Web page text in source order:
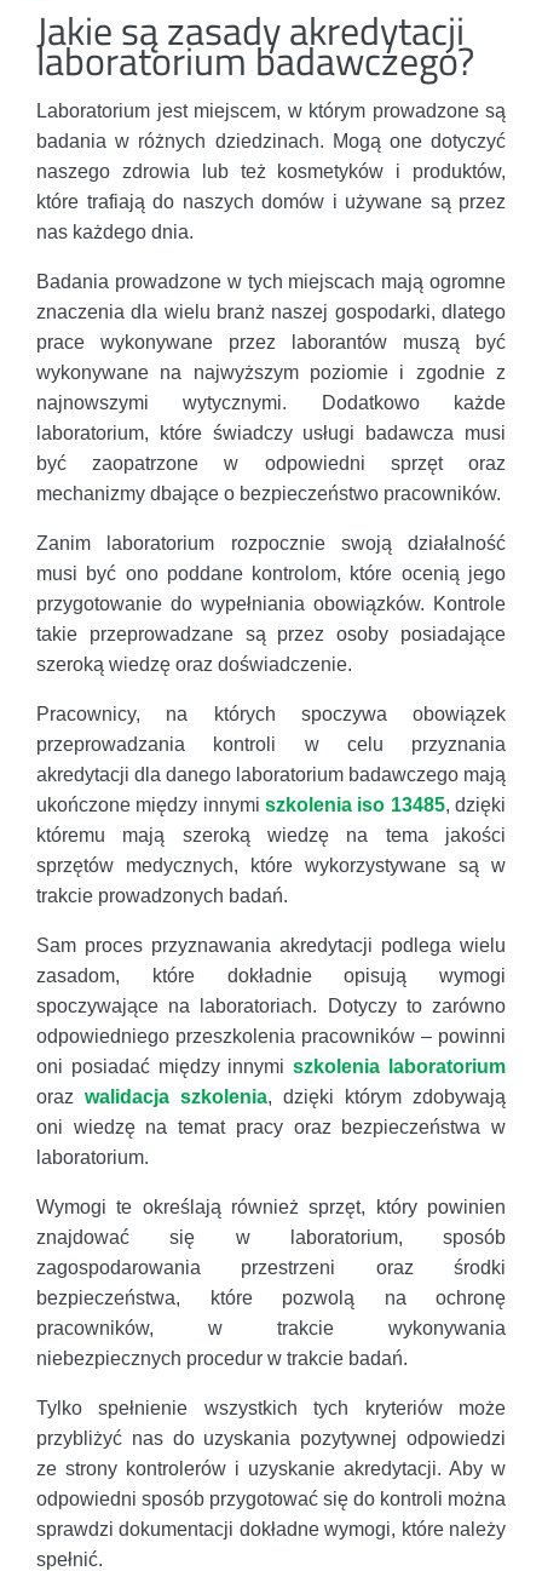
Jakie są zasady akredytacji
laboratorium badawczego?
Laboratorium jest miejscem, w którym prowadzone są
badania w różnych dziedzinach. Mogą one dotyczyć
naszego zdrowia lub też kosmetyków i produktów,
które trafiają do naszych domów i używane są przez
nas każdego dnia.
Badania prowadzone w tych miejscach mają ogromne
znaczenia dla wielu branż naszej gospodarki, dlatego
prace wykonywane przez laborantów muszą być
wykonywane na najwyższym poziomie i zgodnie z
najnowszymi wytycznymi. Dodatkowo każde
laboratorium, które świadczy usługi badawcza musi
być zaopatrzone w odpowiedni sprzęt oraz
mechanizmy dbające o bezpieczeństwo pracowników.
Zanim laboratorium rozpocznie swoją działalność
musi być ono poddane kontrolom, które ocenią jego
przygotowanie do wypełniania obowiązków. Kontrole
takie przeprowadzane są przez osoby posiadające
szeroką wiedzę oraz doświadczenie.
Pracownicy, na których spoczywa obowiązek
przeprowadzania kontroli w celu przyznania
akredytacji dla danego laboratorium badawczego mają
ukończone między innymi szkolenia iso 13485, dzięki
któremu mają szeroką wiedzę na tema jakości
sprzętów medycznych, które wykorzystywane są w
trakcie prowadzonych badań.
Sam proces przyznawania akredytacji podlega wielu
zasadom, które dokładnie opisują wymogi
spoczywające na laboratoriach. Dotyczy to zarówno
odpowiedniego przeszkolenia pracowników – powinni
oni posiadać między innymiszkolenia laboratorium
oraz walidacja szkolenia, dzięki którym zdobywają
oni wiedzę na temat pracy oraz bezpieczeństwa w
laboratorium.
Wymogi te określają również sprzęt, który powinien
znajdować się w laboratorium, sposób
zagospodarowania przestrzeni oraz środki
bezpieczeństwa, które pozwolą na ochronę
pracowników, w trakcie wykonywania
niebezpiecznych procedur w trakcie badań.
Tylko spełnienie wszystkich tych kryteriów może
przybliżyć nas do uzyskania pozytywnej odpowiedzi
ze strony kontrolerów i uzyskanie akredytacji. Aby w
odpowiedni sposób przygotować się do kontroli można
sprawdzi dokumentacji dokładne wymogi, które należy
spełnić.